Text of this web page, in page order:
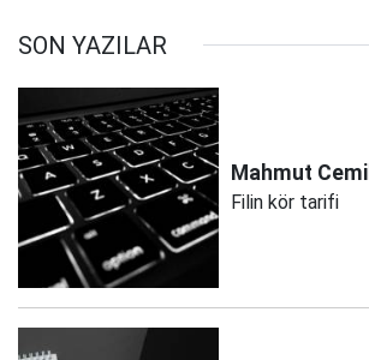
SON YAZILAR
Mahmut Cemil
Filin kör tarifi